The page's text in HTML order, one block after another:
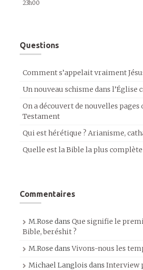
23h00
Questions
Comment s’appelait vraiment
Un nouveau schisme dans l’Église
On a découvert de nouvelles pages
Testament
Qui est hérétique ? Arianisme,
Quelle est la Bible la plus complète
Commentaires
M.Rose dans Que signifie le
Bible, beréshit ?
M.Rose dansVivons-nous les
Michael Langlois dans Interview